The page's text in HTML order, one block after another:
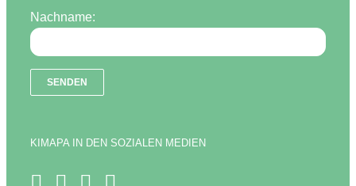
Nachname:
KIMAPA IN DEN SOZIALEN MEDIEN